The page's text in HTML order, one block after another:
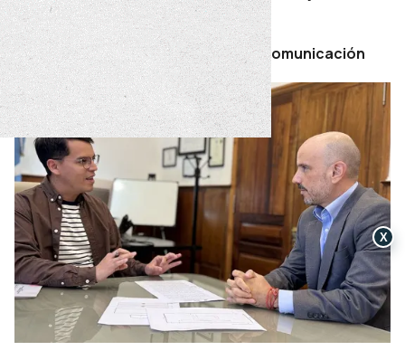
viernes 21 de febrero de 2025
Por Secretaría de Prensa y Comunicación
X